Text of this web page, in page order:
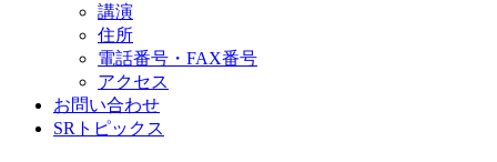
講演
住所
電話番号・FAX番号
アクセス
お問い合わせ
SRトピックス